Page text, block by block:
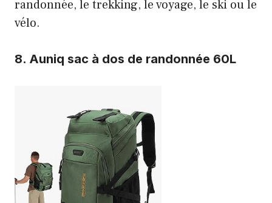
randonnée, le trekking, le voyage, le ski ou le
vélo.
8. Auniq sac à dos de randonnée 60L